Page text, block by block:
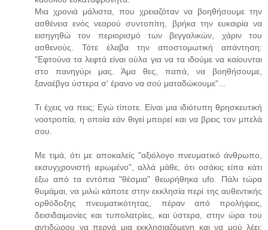
Μια χρονιά μάλιστα, που χρειαζόταν να βοηθήσουμε την
ασθένεια ενός νεαρού συντοπίτη, βρήκα την ευκαιρία να
εισηγηθώ τον περιορισμό των βεγγαλικών, χάριν του
ασθενούς. Τότε έλαβα την αποστομωτική απάντηση:
"Εφτούνα τα λεφτά είναι ούλα για να τα ιδούμε να καίουνται
στο πανηγύρι μας. Άμα θες, παπά, να βοηθήσουμε,
ξαναέβγα ύστερα σ' έρανο να σού ματαδώκουμε"...
Τι έχεις να πεις; Εγώ τίποτε. Είναι μια ιδιότυπη θρησκευτική
νοοτροπία, η οποία εάν θιγεί μπορεί και να βρεις τον μπελά
σου.
Με τιμά, ότι με αποκαλείς "αξιόλογο πνευματικό άνθρωπο,
εκσυγχρονιστή ιερωμένο", αλλά μάθε, ότι οσάκις είπα κάτι
έξω από τα εντόπια "θέσμια" θεωρήθηκα ufo. Πάλι τώρα
θυμάμαι, να μιλώ κάποτε στην εκκλησία περί της αυθεντικής
ορθόδοξης πνευματικότητας, πέραν από προλήψεις,
δεισιδαιμονίες και τυπολατρίες, και ύστερα, στην ώρα του
αντιδώρου να περνά μια εκκλησιαζόμενη και να μού λέει: